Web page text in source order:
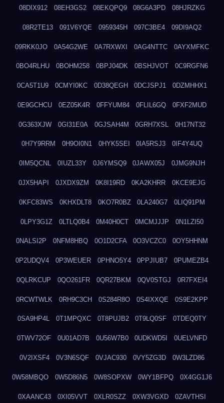
08DIX912 08EH3GS2 08EKQPQ9 08G6A3PD 08HJRZKG
08R2TE13 091V6YQE 0959345H 097C3BE4 09DI9AQ2
09RKK0JO 0A54G2WE 0A7RXWXI 0AG4NTTC 0AYXMFKC
0BO4RLHU 0BOHM258 0BPJ04DK 0BSHJVOT 0C9RGFN6
0CA5T1U9 0CMYI0KC 0D38QEGH 0DCJSPJ1 0DZMHHX1
0E9GCHCU 0EZ05K4R 0FFYUM84 0FLIL6GQ 0FXF2MUD
0G363XJW 0GI31E0A 0GJSAH4M 0GRH7XSL 0H17NT32
0H7Y9RRM 0H9OI0N1 0HYK5SEI 0IA5RSJ3 0IF4Y4UQ
0IM5QCNL 0IUZL33Y 0J6YMSQ9 0JAWX05J 0JMG9NJH
0JX5HAPI 0JXDX9ZM 0K8I19RD 0KA2KHRR 0KCE9EJG
0KFC83WS 0KHXDLT8 0KO7R0BZ 0LA240G7 0LIQ91PM
0LPY3G1Z 0LTLQ0B4 0M40H0CT 0MCMJJJP 0N1LZI50
0NALSI2P 0NFM8HBQ 0O1D2CFA 0O3VCZC0 0OY5HHNM
0P2UDQV4 0P3WEUER 0PHNO5Y4 0PPJIUB7 0PUMEZB4
0QLRKCUP 0QO261FR 0QR27BKM 0QV0STGJ 0R7FXEI4
0RCWTWLK 0RH9C3CH 0S284R8O 0S4IXXQE 0S9E2KPP
0SA9HP4L 0T1MPQXC 0T8PUJB2 0T9LQ0SF 0TDEQ0TY
0TWV72OF 0U01AD7B 0U56W7B0 0UDKWD5I 0UELVNFD
0V2IXSF4 0V3N6SQF 0VJAC930 0VY5ZG3D 0W3LZD86
0W58MBQO 0W5D86N5 0W8SOPXW 0WY1BFPQ 0X4GG1J6
0XAANC43 0XI05VVT 0XLR0SZZ 0XW3VGXD 0ZAVTHSI